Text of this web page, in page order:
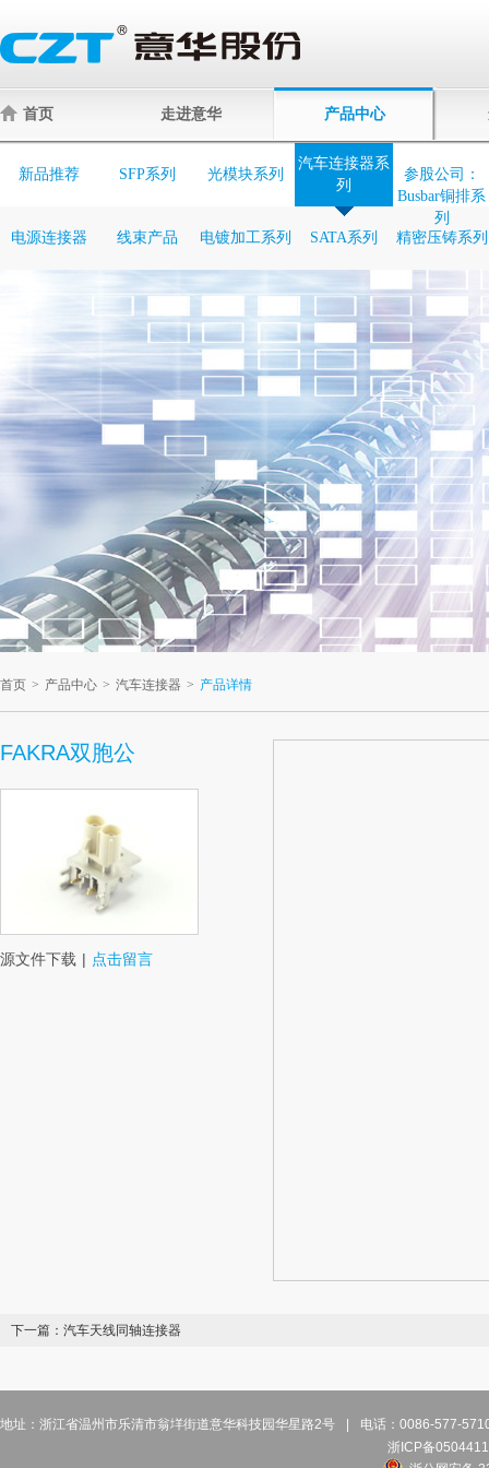
首页 走进意华 产品中心
新品推荐 SFP系列 光模块系列
汽车连接器系
列
参股公司：
Busbar铜排系
列
电源连接器
线束产品 电镀加工系列 SATA系列 精密压铸系列
首页 > 产品中心 > 汽车连接器 > 产品详情
FAKRA双胞公
源文件下载 | 点击留言
下一篇： 汽车天线同轴连接器
地址：浙江省温州市乐清市翁垟街道意华科技园华星路2号
电话：0086-577-
浙ICP备